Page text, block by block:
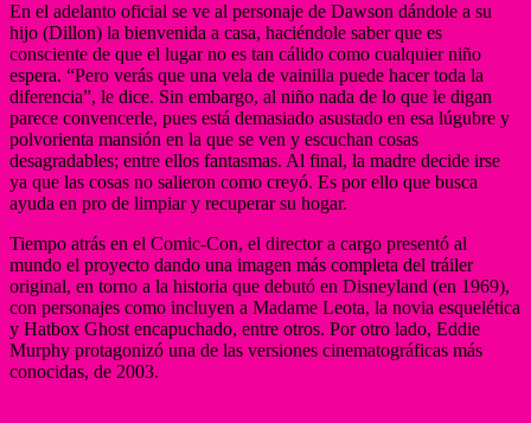
En el adelanto oficial se ve al personaje de Dawson dándole a su
hijo (Dillon) la bienvenida a casa, haciéndole saber que es
consciente de que el lugar no es tan cálido como cualquier niño
espera. “Pero verás que una vela de vainilla puede hacer toda la
diferencia”, le dice. Sin embargo, al niño nada de lo que le digan
parece convencerle, pues está demasiado asustado en esa lúgubre y
polvorienta mansión en la que se ven y escuchan cosas
desagradables; entre ellos fantasmas. Al final, la madre decide irse
ya que las cosas no salieron como creyó. Es por ello que busca
ayuda en pro de limpiar y recuperar su hogar.
Tiempo atrás en el Comic-Con, el director a cargo presentó al
mundo el proyecto dando una imagen más completa del tráiler
original, en torno a la historia que debutó en Disneyland (en 1969),
con personajes como incluyen a Madame Leota, la novia esquelética
y Hatbox Ghost encapuchado, entre otros. Por otro lado, Eddie
Murphy protagonizó una de las versiones cinematográficas más
conocidas, de 2003.